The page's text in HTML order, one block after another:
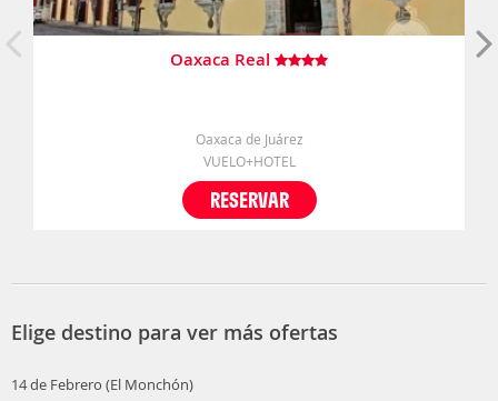
Oaxaca Real
Oaxaca de Juárez
VUELO+HOTEL
RESERVAR
Elige destino para ver más ofertas
14 de Febrero (El Monchón)